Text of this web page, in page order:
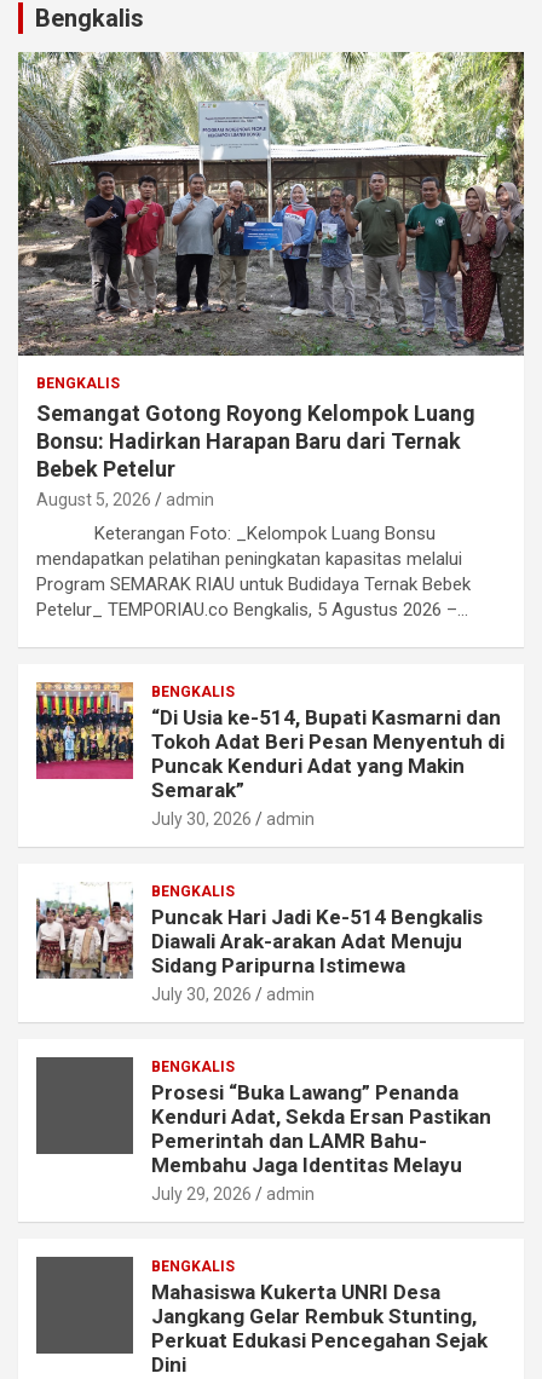
Bengkalis
BENGKALIS
Semangat Gotong Royong Kelompok Luang
Bonsu: Hadirkan Harapan Baru dari Ternak
Bebek Petelur
August 5, 2026 admin
Keterangan Foto: _Kelompok Luang Bonsu
mendapatkan pelatihan peningkatan kapasitas melalui
Program SEMARAK RIAU untuk Budidaya Ternak Bebek
Petelur_ TEMPORIAU.co Bengkalis, 5 Agustus 2026 –…
BENGKALIS
“Di Usia ke-514, Bupati Kasmarni dan
Tokoh Adat Beri Pesan Menyentuh di
Puncak Kenduri Adat yang Makin
Semarak”
July 30, 2026 admin
BENGKALIS
Puncak Hari Jadi Ke-514 Bengkalis
Diawali Arak-arakan Adat Menuju
Sidang Paripurna Istimewa
July 30, 2026 admin
BENGKALIS
Prosesi “Buka Lawang” Penanda
Kenduri Adat, Sekda Ersan Pastikan
Pemerintah dan LAMR Bahu-
Membahu Jaga Identitas Melayu
July 29, 2026 admin
BENGKALIS
Mahasiswa Kukerta UNRI Desa
Jangkang Gelar Rembuk Stunting,
Perkuat Edukasi Pencegahan Sejak
Dini